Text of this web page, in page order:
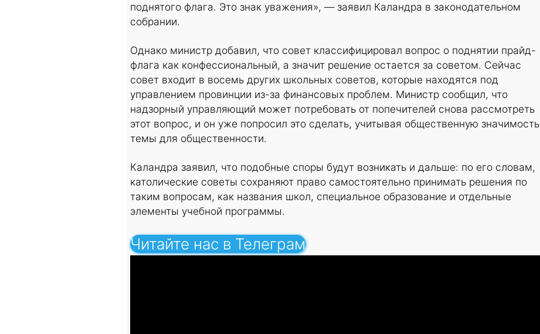
поднятого флага. Это знак уважения», — заявил Каландра в законодательном
собрании.
Однако министр добавил, что совет классифицировал вопрос о поднятии прайд-
флага как конфессиональный, а значит решение остается за советом. Сейчас
совет входит в восемь других школьных советов, которые находятся под
управлением провинции из-за финансовых проблем. Министр сообщил, что
надзорный управляющий может потребовать от попечителей снова рассмотреть
этот вопрос, и он уже попросил это сделать, учитывая общественную значимость
темы для общественности.
Каландра заявил, что подобные споры будут возникать и дальше: по его словам,
католические советы сохраняют право самостоятельно принимать решения по
таким вопросам, как названия школ, специальное образование и отдельные
элементы учебной программы.
Читайте нас в Телеграм